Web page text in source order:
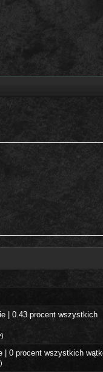
| 0.43 procent wszystkich
)
| 0 procent wszystkich
)